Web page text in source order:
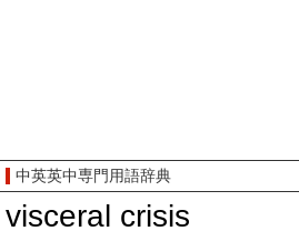
中英英中専門用語辞典
visceral crisis